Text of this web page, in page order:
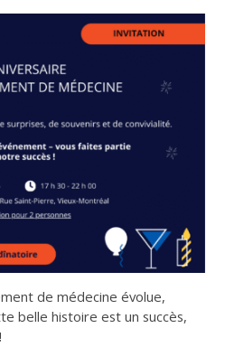
de médecine évolue,
belle histoire est un succès,